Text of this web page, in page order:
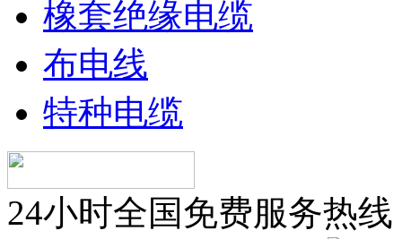
橡套绝缘电缆
布电线
特种电缆
24小时全国免费服务热线